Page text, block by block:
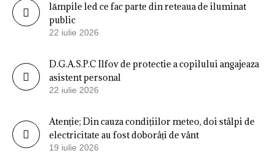
lămpile led ce fac parte din reteaua de iluminat
public
22 iulie 2026
D.G.A.S.P.C Ilfov de protectie a copilului angajeaza
asistent personal
22 iulie 2026
Atenție; Din cauza condițiilor meteo, doi stâlpi de
electricitate au fost doborâți de vânt
19 iulie 2026